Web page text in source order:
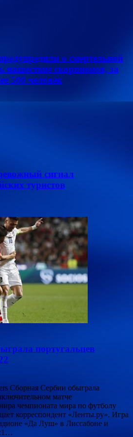
о смертельной
нашествие скорпионов, за
500 человек
сигнал
туристов
португальцев
Сборная Сербии обыграла
матче
чемпионата мира по футболу
корреспондент «Ленты.ру». Игра
«Да Луш» в Лиссабоне и